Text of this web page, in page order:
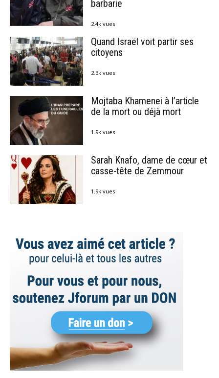
barbarie
2.4k vues
Quand Israël voit partir ses
citoyens
2.3k vues
Mojtaba Khamenei à l’article
de la mort ou déjà mort
1.9k vues
Sarah Knafo, dame de cœur et
casse-tête de Zemmour
1.9k vues